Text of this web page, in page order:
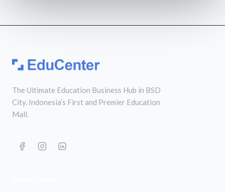
The Ultimate Education Business Hub in BSD
City. Indonesia’s First and Premier Education
Mall.